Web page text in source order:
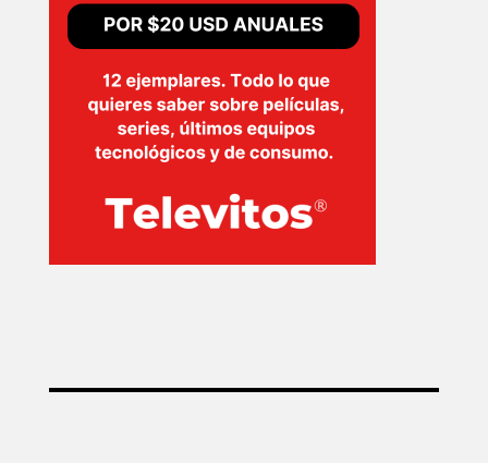
T-
PLUS
EVENTOS